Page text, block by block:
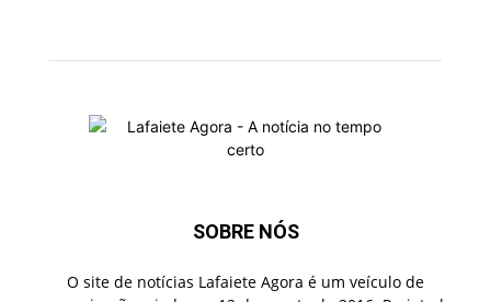
SOBRE NÓS
O site de notícias Lafaiete Agora é um veículo de